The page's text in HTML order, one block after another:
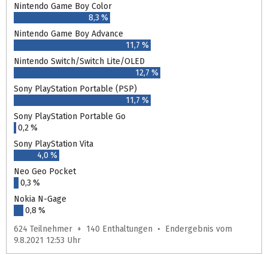
Nintendo Game Boy Color
8,3 %
Nintendo Game Boy Advance
11,7 %
Nintendo Switch/Switch Lite/OLED
12,7 %
Sony PlayStation Portable (PSP)
11,7 %
Sony PlayStation Portable Go
0,2 %
Sony PlayStation Vita
4,0 %
Neo Geo Pocket
0,3 %
Nokia N-Gage
0,8 %
624 Teilnehmer + 140 Enthaltungen • Endergebnis vom
9.8.2021 12:53 Uhr